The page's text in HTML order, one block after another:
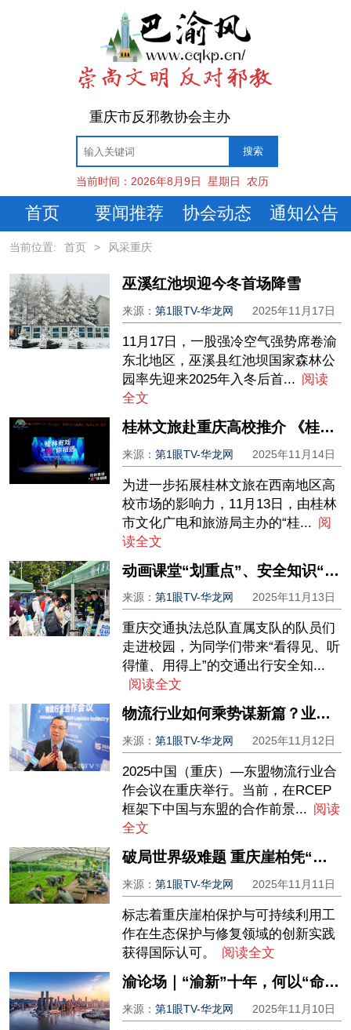
重庆市反邪教协会主办
当前时间： 2026年8月9日 星期日 农历
首页 要闻推荐 协会动态 通知公告
当前位置: 首页 > 风采重庆
巫溪红池坝迎今冬首场降雪
来源：第1眼TV-华龙网 2025年11月17日
11月17日，一股强冷空气强势席卷渝
东北地区，巫溪县红池坝国家森林公
园率先迎来2025年入冬后首... 阅读
全文
桂林文旅赴重庆高校推介 《桂林有戏》演绎山水人文底蕴
来源：第1眼TV-华龙网 2025年11月14日
为进一步拓展桂林文旅在西南地区高
校市场的影响力，11月13日，由桂林
市文化广电和旅游局主办的“桂... 阅
读全文
动画课堂“划重点”、安全知识“码上学” 这场交通安全嘉年华活动干货多
来源：第1眼TV-华龙网 2025年11月13日
重庆交通执法总队直属支队的队员们
走进校园，为同学们带来“看得见、听
得懂、用得上”的交通出行安全知...
阅读全文
物流行业如何乘势谋新篇？业界齐聚山城共探发展新机遇
来源：第1眼TV-华龙网 2025年11月12日
2025中国（重庆）—东盟物流行业合
作会议在重庆举行。当前，在RCEP
框架下中国与东盟的合作前景... 阅读
全文
破局世界级难题 重庆崖柏凭“保护+利用”获得这项全球大奖
来源：第1眼TV-华龙网 2025年11月11日
标志着重庆崖柏保护与可持续利用工
作在生态保护与修复领域的创新实践
获得国际认可。
阅读全文
渝论场｜“渝新”十年，何以“命运与共”？
来源：第1眼TV-华龙网 2025年11月10日